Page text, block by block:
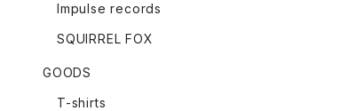
Impulse records
SQUIRREL FOX
GOODS
T-shirts